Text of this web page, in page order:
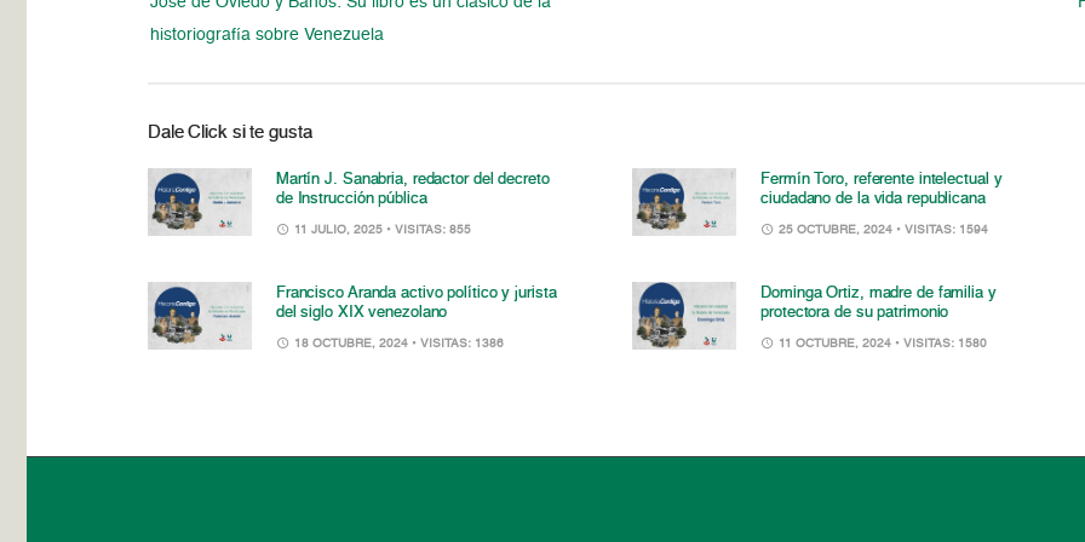
historiografía sobre Venezuela
Dale Click si te gusta
Martín J. Sanabria, redactor del decreto
de Instrucción pública
11 JULIO, 2025 • VISITAS: 855
Fermín Toro, referente intelectual y
ciudadano de la vida republicana
25 OCTUBRE, 2024 • VISITAS: 1594
Francisco Aranda activo político y jurista
del siglo XIX venezolano
18 OCTUBRE, 2024 • VISITAS: 1386
Dominga Ortiz, madre de familia y
protectora de su patrimonio
11 OCTUBRE, 2024 • VISITAS: 1580